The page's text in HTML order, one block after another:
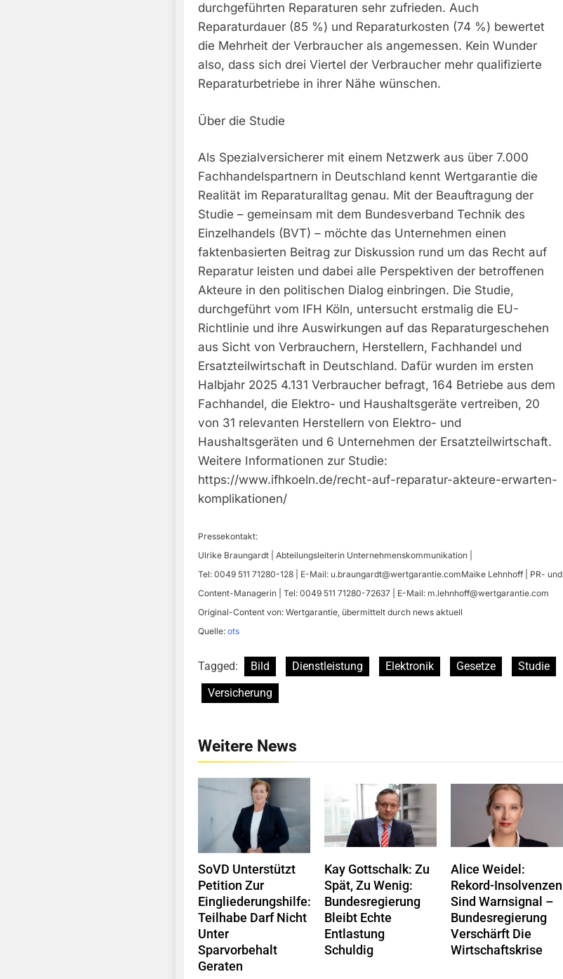
durchgeführten Reparaturen sehr zufrieden. Auch
Reparaturdauer (85 %) und Reparaturkosten (74 %) bewertet
die Mehrheit der Verbraucher als angemessen. Kein Wunder
also, dass sich drei Viertel der Verbraucher mehr qualifizierte
Reparaturbetriebe in ihrer Nähe wünschen.
Über die Studie
Als Spezialversicherer mit einem Netzwerk aus über 7.000
Fachhandelspartnern in Deutschland kennt Wertgarantie die
Realität im Reparaturalltag genau. Mit der Beauftragung der
Studie – gemeinsam mit dem Bundesverband Technik des
Einzelhandels (BVT) – möchte das Unternehmen einen
faktenbasierten Beitrag zur Diskussion rund um das Recht auf
Reparatur leisten und dabei alle Perspektiven der betroffenen
Akteure in den politischen Dialog einbringen. Die Studie,
durchgeführt vom IFH Köln, untersucht erstmalig die EU-
Richtlinie und ihre Auswirkungen auf das Reparaturgeschehen
aus Sicht von Verbrauchern, Herstellern, Fachhandel und
Ersatzteilwirtschaft in Deutschland. Dafür wurden im ersten
Halbjahr 2025 4.131 Verbraucher befragt, 164 Betriebe aus dem
Fachhandel, die Elektro- und Haushaltsgeräte vertreiben, 20
von 31 relevanten Herstellern von Elektro- und
Haushaltsgeräten und 6 Unternehmen der Ersatzteilwirtschaft.
Weitere Informationen zur Studie:
https://www.ifhkoeln.de/recht-auf-reparatur-akteure-erwarten-
komplikationen/
Pressekontakt:
Ulrike Braungardt | Abteilungsleiterin Unternehmenskommunikation |
Tel: 0049 511 71280-128 | E-Mail: u.braungardt@wertgarantie.comMaike Lehnhoff | PR- und
Content-Managerin | Tel: 0049 511 71280-72637 | E-Mail: m.lehnhoff@wertgarantie.com
Original-Content von: Wertgarantie, übermittelt durch news aktuell
Quelle: ots
Tagged: Bild Dienstleistung Elektronik Gesetze
Studie
Versicherung
Weitere News
SoVD Unterstützt
Petition Zur
Eingliederungshilfe:
Teilhabe Darf Nicht
Unter
Sparvorbehalt
Geraten
Kay Gottschalk: Zu
Spät, Zu Wenig:
Bundesregierung
Bleibt Echte
Entlastung
Schuldig
Alice Weidel:
Rekord-Insolvenzen
Sind Warnsignal –
Bundesregierung
Verschärft Die
Wirtschaftskrise